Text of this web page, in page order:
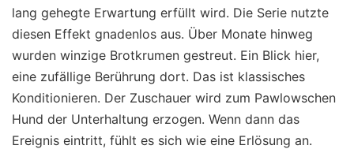
lang gehegte Erwartung erfüllt wird. Die Serie nutzte
diesen Effekt gnadenlos aus. Über Monate hinweg
wurden winzige Brotkrumen gestreut. Ein Blick hier,
eine zufällige Berührung dort. Das ist klassisches
Konditionieren. Der Zuschauer wird zum Pawlowschen
Hund der Unterhaltung erzogen. Wenn dann das
Ereignis eintritt, fühlt es sich wie eine Erlösung an.